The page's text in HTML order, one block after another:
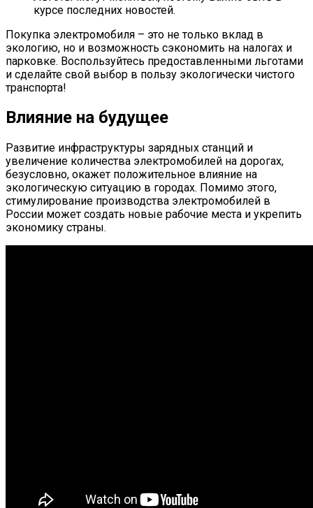
курсе последних новостей.
Покупка электромобиля – это не только вклад в
экологию, но и возможность сэкономить на налогах и
парковке. Воспользуйтесь предоставленными льготами
и сделайте свой выбор в пользу экологически чистого
транспорта!
Влияние на будущее
Развитие инфраструктуры зарядных станций и
увеличение количества электромобилей на дорогах,
безусловно, окажет положительное влияние на
экологическую ситуацию в городах. Помимо этого,
стимулирование производства электромобилей в
России может создать новые рабочие места и укрепить
экономику страны.